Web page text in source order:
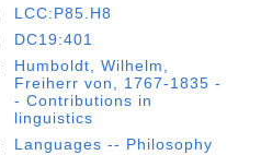
LCC:P85.H8
DC19:401
Humboldt, Wilhelm,
Freiherr von, 1767-1835 -
- Contributions in
linguistics
Languages -- Philosophy